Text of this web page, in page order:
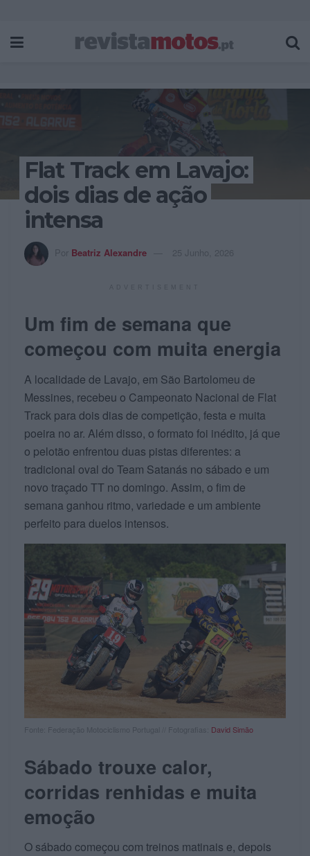
Flat Track em Lavajo:
dois dias de ação
intensa
Por Beatriz Alexandre 25 Junho, 2026
Um fim de semana que
começou com muita energia
A localidade de Lavajo, em São Bartolomeu de
Messines, recebeu o Campeonato Nacional de Flat
Track para dois dias de competição, festa e muita
poeira no ar. Além disso, o formato foi inédito, já que
o pelotão enfrentou duas pistas diferentes: a
tradicional oval do Team Satanás no sábado e um
novo traçado TT no domingo. Assim, o fim de
semana ganhou ritmo, variedade e um ambiente
perfeito para duelos intensos.
Fonte: Federação Motociclismo Portugal // Fotografias: David Simão
Sábado trouxe calor,
corridas renhidas e muita
emoção
O sábado começou com treinos matinais e, depois